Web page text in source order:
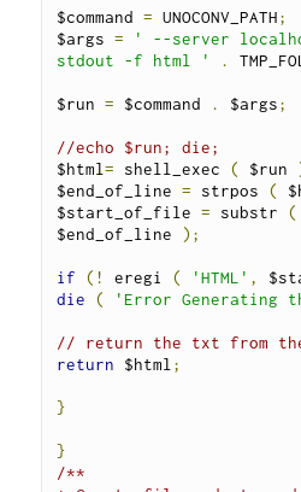
$command = UNOCONV_PATH;
$args =
' --server
stdout -f html '
.
$run = $command . $args;
//echo $run; die;
$html= shell_exec ( $run
$end_of_line = strpos (
$start_of_file = substr (
$end_of_line );
if (! eregi ( 'HTML' ,
die
( 'Error Generating
// return the txt from the
return $html ;
}
}
/**